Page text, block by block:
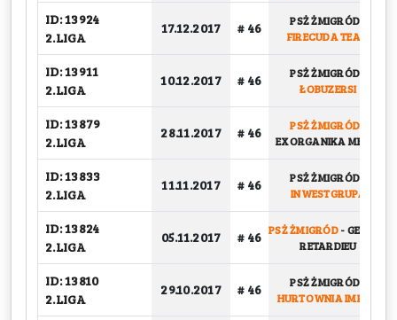
ID: 13924
2.LIGA
17.12.2017 # 46 PSŻ ŻMIGRÓD
FIRECUDA TEAM
ID: 13911
2.LIGA
10.12.2017 # 46 PSŻ ŻMIGRÓD
ŁOBUZERSI
ID: 13879
2.LIGA
28.11.2017 # 46 PSŻ ŻMIGRÓD
EXORGANIKA MEBLE
ID: 13833
2.LIGA
11.11.2017 # 46 PSŻ ŻMIGRÓD
INWESTGRUPA
ID: 13824
2.LIGA
05.11.2017 # 46 PSŻ ŻMIGRÓD-GEPARD
RETARDIEU
ID: 13810
2.LIGA
29.10.2017 # 46 PSŻ ŻMIGRÓD
HURTOWNIA IMPALI